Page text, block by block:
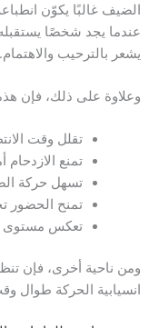
الضيف غالبًا يكوّن
عندما يجد شخصًا
يشعر بالترحيب والاهتمام.
وعلاوة على ذلك، فإن
تقلل وقت
تمنع الازدحام
تسهل حركة
تمنح الحضور
تعكس مستوى
ومن ناحية أخرى، فإن
انسيابية الحركة طوال